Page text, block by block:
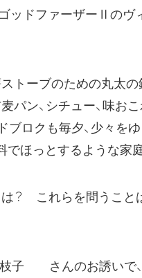
ッドファーザーⅡのヴ
トーブのための丸太
ン、シチュー、味おこ
ロクも毎夕、少々を
でほっとするような家
？ これらを問うこと
枝子 さんのお誘いで